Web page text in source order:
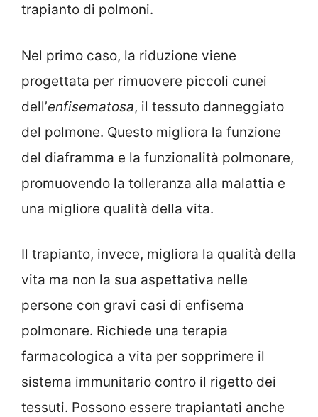
trapianto di polmoni.
Nel primo caso, la riduzione viene
progettata per rimuovere piccoli cunei
dell’enfisematosa, il tessuto danneggiato
del polmone. Questo migliora la funzione
del diaframma e la funzionalità polmonare,
promuovendo la tolleranza alla malattia e
una migliore qualità della vita.
Il trapianto, invece, migliora la qualità della
vita ma non la sua aspettativa nelle
persone con gravi casi di enfisema
polmonare. Richiede una terapia
farmacologica a vita per sopprimere il
sistema immunitario contro il rigetto dei
tessuti. Possono essere trapiantati anche